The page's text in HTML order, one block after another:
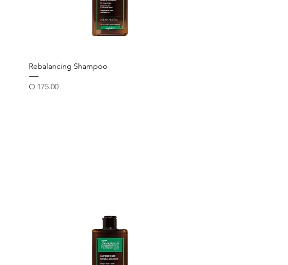
Rebalancing Shampoo
Precio
Q 175.00